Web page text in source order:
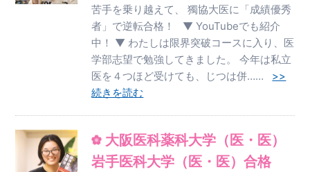
苦手を乗り越えて、 獨協大医に「成績優秀
者」で逆転合格！ ▼ YouTubeでも紹介
中！ ▼ わたしは限界突破コースに入り、医
学部志望で勉強してきました。 今年は私立
医を４つほど受けても、じつは併…… >>
続きを読む
大阪医科薬科大学（医・医）
岩手医科大学（医・医）合格